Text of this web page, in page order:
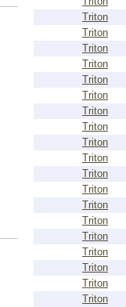
Triton
Triton
Triton
Triton
Triton
Triton
Triton
Triton
Triton
Triton
Triton
Triton
Triton
Triton
Triton
Triton
Triton
Triton
Triton